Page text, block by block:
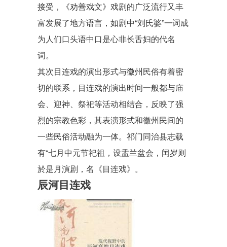
接受，《劝善戏文》戏剧的广泛流行又丰
富发展了地方语言，如剧中“刘氏婆”一词成
为人们口头语中口是心非长舌妇的代名
词。
其次目连戏的演出形式与徽州民俗有着密
切的联系，目连戏的演出时间一般都与庙
会、迎神、祭祀等活动相结合，反映了强
烈的宗教色彩，其表演形式和徽州民间的
一些民俗活动融为一体。祁门同治县志载
有“七月中元节祀祖，设盂兰盆会，闰岁则
於是月演剧，名《目连戏》。
辰河目连戏